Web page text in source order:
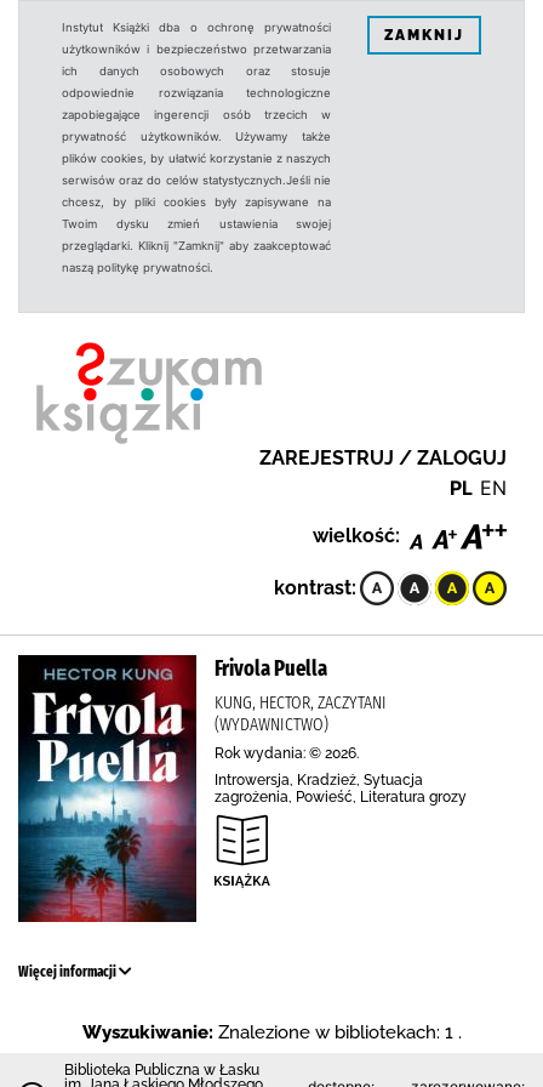
Instytut Książki dba o ochronę prywatności
użytkowników i bezpieczeństwo przetwarzania
ich danych osobowych oraz stosuje
odpowiednie rozwiązania technologiczne
zapobiegające ingerencji osób trzecich w
prywatność użytkowników. Używamy także
plików cookies, by ułatwić korzystanie z naszych
serwisów oraz do celów statystycznych.Jeśli nie
chcesz, by pliki cookies były zapisywane na
Twoim dysku zmień ustawienia swojej
przeglądarki. Kliknij "Zamknij" aby zaakceptować
naszą politykę prywatności.
ZAMKNIJ
ZAREJESTRUJ / ZALOGUJ
PL EN
wielkość:
kontrast:
Frivola Puella
KUNG, HECTOR, ZACZYTANI
(WYDAWNICTWO)
Rok wydania: © 2026.
Introwersja, Kradzież, Sytuacja
zagrożenia, Powieść, Literatura grozy
Więcej informacji
Wyszukiwanie: Znalezione w bibliotekach: 1 .
Biblioteka Publiczna w Łasku